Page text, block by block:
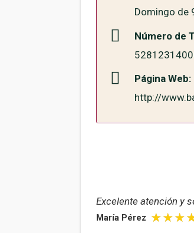
Domingo de
Número de
Página Web:
http://
Excelente atención y
María Pérez